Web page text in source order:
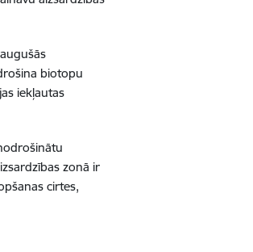
biotopu
iekļautas
zonā ir
cirtes,